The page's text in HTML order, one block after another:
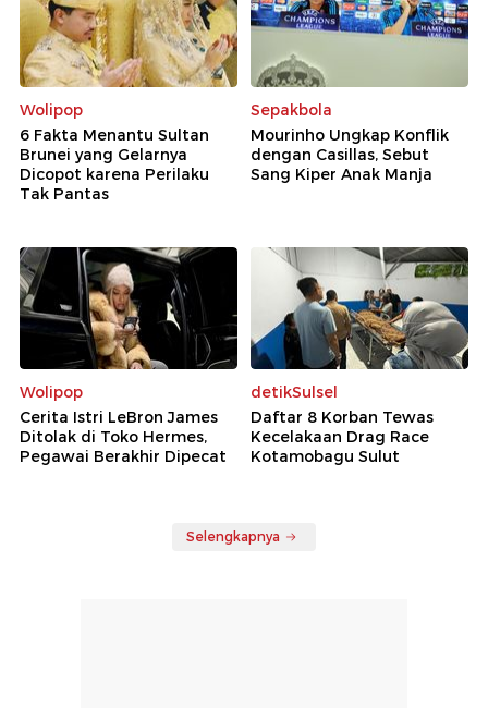
Wolipop
6 Fakta Menantu Sultan
Brunei yang Gelarnya
Dicopot karena Perilaku
Tak Pantas
Sepakbola
Mourinho Ungkap Konflik
dengan Casillas, Sebut
Sang Kiper Anak Manja
Wolipop
Cerita Istri LeBron James
Ditolak di Toko Hermes,
Pegawai Berakhir Dipecat
detikSulsel
Daftar 8 Korban Tewas
Kecelakaan Drag Race
Kotamobagu Sulut
Selengkapnya